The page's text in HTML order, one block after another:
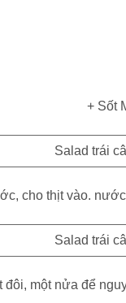
+ Sốt
cho thịt vào.
đôi, một nửa để